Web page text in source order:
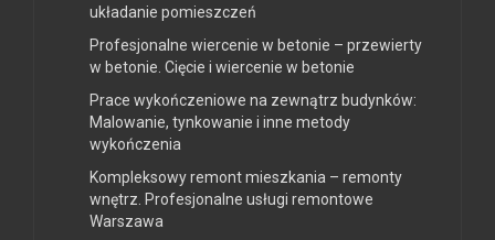
układanie pomieszczeń
Profesjonalne wiercenie w betonie – przewierty
w betonie. Cięcie i wiercenie w betonie
Prace wykończeniowe na zewnątrz budynków:
Malowanie, tynkowanie i inne metody
wykończenia
Kompleksowy remont mieszkania – remonty
wnętrz. Profesjonalne usługi remontowe
Warszawa